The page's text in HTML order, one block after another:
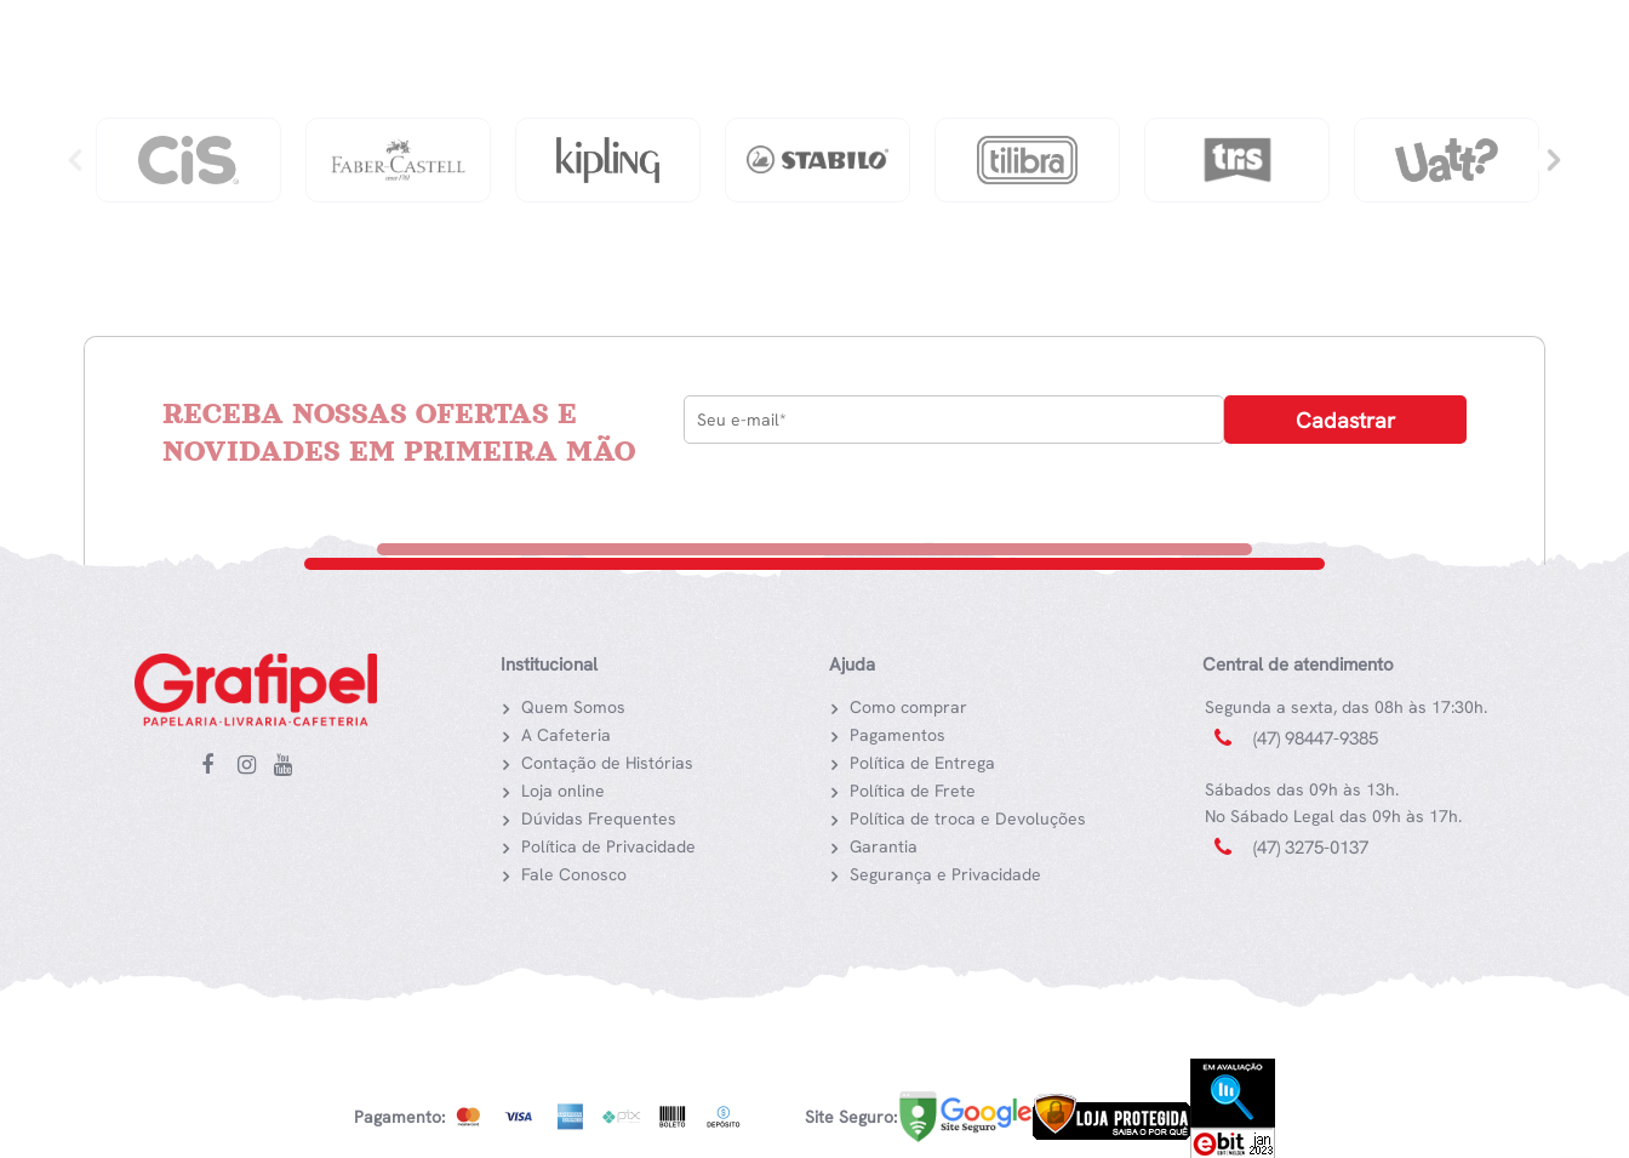
quantidade
RECEBA NOSSAS OFERTAS E
NOVIDADES EM PRIMEIRA MÃO
Institucional
Quem Somos
A Cafeteria
Contação de Histórias
Loja online
Dúvidas Frequentes
Política de Privacidade
Fale Conosco
Ajuda
Como comprar
Pagamentos
Política de Entrega
Política de Frete
Política de troca e Devoluções
Garantia
Segurança e Privacidade
Central de atendimento
Segunda a sexta, das 08h às 17:30h.
(47) 98447-9385
Sábados das 09h às 13h.
No Sábado Legal das 09h às 17h.
(47) 3275-0137
Pagamento: Site Seguro: